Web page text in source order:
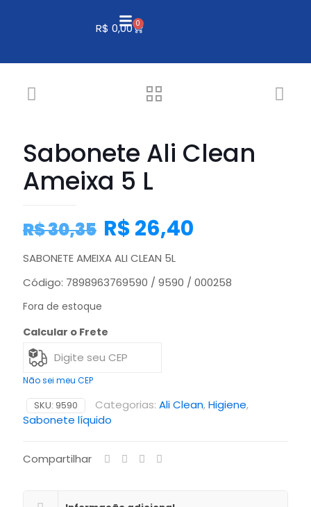
R$ 0,00 0
Sabonete Ali Clean
Ameixa 5 L
R$30,35 R$26,40
SABONETE AMEIXA ALI CLEAN 5L
Código: 7898963769590 / 9590 / 000258
Fora de estoque
Calcular o Frete
Não sei meu CEP
SKU: 9590 Categorias: Ali Clean,Higiene,
Sabonete líquido
Compartilhar